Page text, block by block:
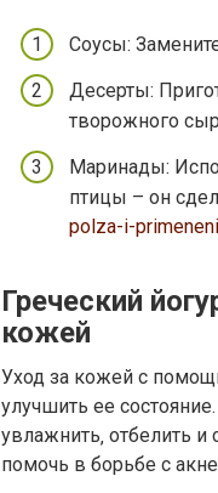
Соусы:
Десерты:
творожного
Маринады:
птицы – он
polza-i-
Греческий
кожей
Уход за кожей с
улучшить ее
увлажнить‚ отбелить
помочь в борьбе с